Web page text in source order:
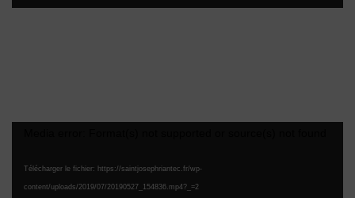
Télécharger le fichier: https://saintjosephriantec.fr/wp-
content/uploads/2019/07/20190527_154836.mp4?_=2